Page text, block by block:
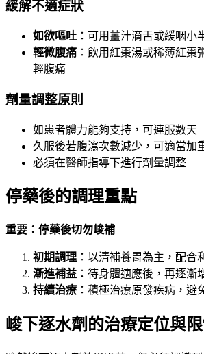
緩解不適症狀
如欲嘔吐 ：可用薑汁滴舌或緩咽小
輕微腹痛 ：飲用紅棗湯或稀薄紅棗
輕腹痛
劑量調整原則
如患者體力能夠支持，可連服數天
久服後若腹瀉次數減少，可適當加
必須在醫師指導下進行劑量調整
停藥後的調理重點
重要：停藥後切勿峻補
初期調理 ：以清補養胃為主，配合
漸進補益 ：待身體適應後，再逐漸
持續治療 ：積極治療原發疾病，避
峻下逐水劑的治療定位與